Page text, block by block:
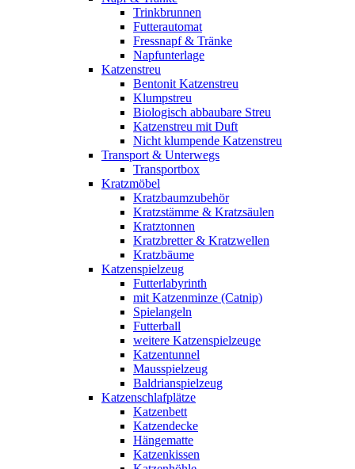
Trinkbrunnen
Futterautomat
Fressnapf & Tränke
Napfunterlage
Katzenstreu
Bentonit Katzenstreu
Klumpstreu
Biologisch abbaubare Streu
Katzenstreu mit Duft
Nicht klumpende Katzenstreu
Transport & Unterwegs
Transportbox
Kratzmöbel
Kratzbaumzubehör
Kratzstämme & Kratzsäulen
Kratztonnen
Kratzbretter & Kratzwellen
Kratzbäume
Katzenspielzeug
Futterlabyrinth
mit Katzenminze (Catnip)
Spielangeln
Futterball
weitere Katzenspielzeuge
Katzentunnel
Mausspielzeug
Baldrianspielzeug
Katzenschlafplätze
Katzenbett
Katzendecke
Hängematte
Katzenkissen